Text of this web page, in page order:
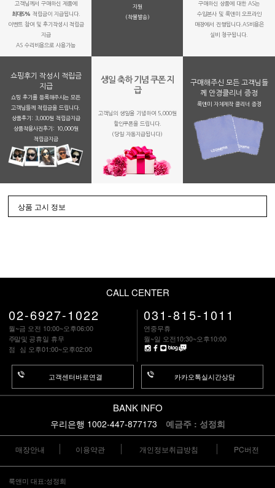
고객님께서 구매하신 제품에
최대5% 적립금이 지급됩니다.
이벤트 참여 및 후기작성시 적립금
지급
AS 수리비용으로 사용가능
지원
(착불발송)
구매하신 상품에 대한 AS는
수입본사 및 룩앤미 오프라인
매장에서 진행됩니다.AS비용은
실비 청구됩니다.
쇼핑후기 작성시 적립금
지급
쇼핑 후기를 등록해주시는 모든
고객님들께 적립금을 드립니다.
상품후기: 3,000원 적립금지급
상품착용사진후기: 10,000원
적립금지금
생일 축하 기념 쿠폰 지
급
고객님의 생일을 기념하여 5,000원
할인쿠폰을 드립니다.
(당일 자동지급됩니다)
구매해주신 모든 고객님들
께 안경클리너 증정
룩앤미 자체제작 클리너 증정
상품 고시 정보
CALL CENTER
02-6927-1022
월~금 오전 10:00~오후06:00
주말및 공휴일 휴무
점 심 오후01:00~오후02:00
고객센터바로연결
031-815-1011
연중무휴
월~일 오전10:30~오후10:00
카카오톡실시간상담
BANK INFO
우리은행 1002-447-877173 예금주 : 성정희
매장안내 이용약관 개인정보취급방침 PC버전
룩앤미 대표:성정희